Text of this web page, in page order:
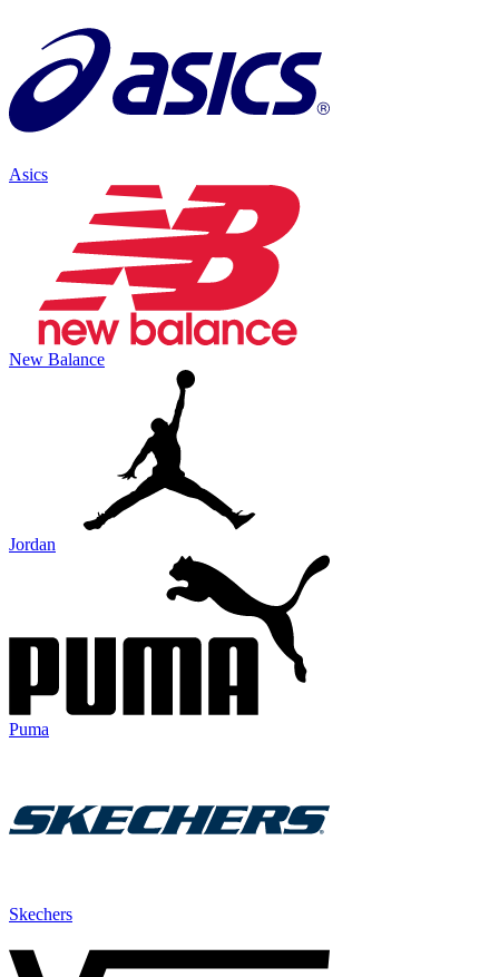
Asics
New Balance
Jordan
Puma
Skechers